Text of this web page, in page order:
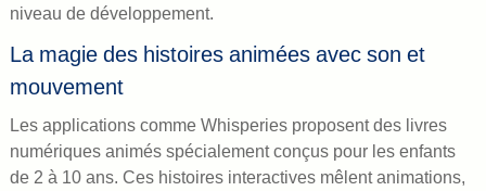
niveau de développement.
La magie des histoires animées avec son et
mouvement
Les applications comme Whisperies proposent des livres
numériques animés spécialement conçus pour les enfants
de 2 à 10 ans. Ces histoires interactives mêlent animations,